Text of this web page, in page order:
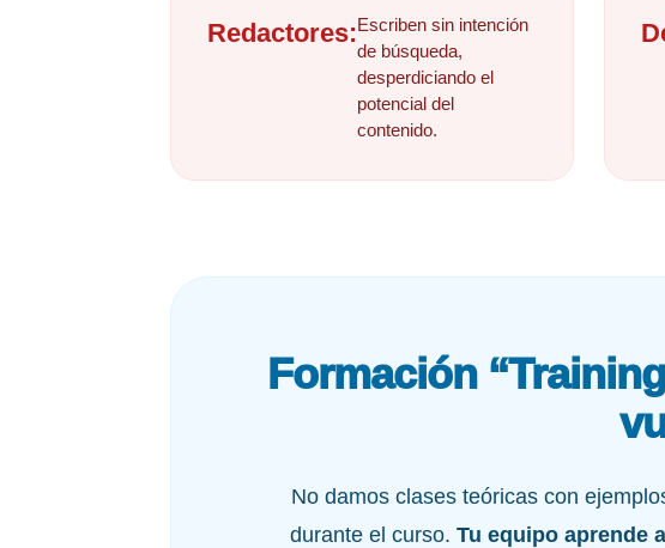
Redactores:Escriben sin intención
de búsqueda,
desperdiciando el
potencial del
contenido.
Formación
No damos clases teóricas con
durante el curso. Tu equipo aprende